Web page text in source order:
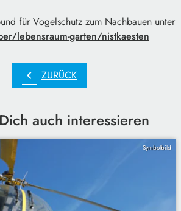
für Vogelschutz zum Nachbauen unter
lebensraum-garten/nistkaesten
chevron_left ZURÜCK
auch interessieren
Symbolbild